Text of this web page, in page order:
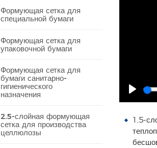
Play
1,5-
Формующая сетка для
специальной бумаги
Формующая сетка для
упаковочной бумаги
Формующая сетка для
бумаги санитарно-
гигиенического
назначения
2.5-слойная формующая
сетка для производства
целлюлозы